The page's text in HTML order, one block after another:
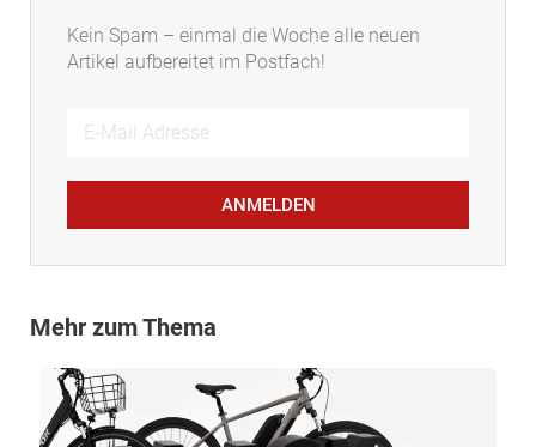
Kein Spam – einmal die Woche alle neuen
Artikel aufbereitet im Postfach!
ANMELDEN
Mehr zum Thema